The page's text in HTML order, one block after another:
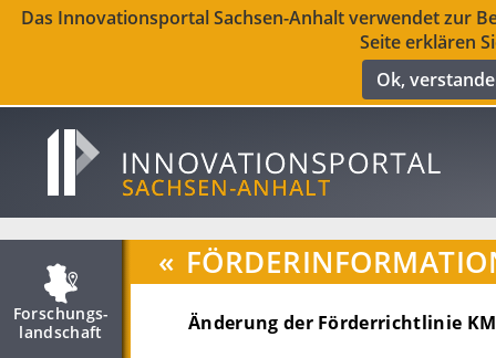
Das Innovationsportal Sachsen-Anhalt verwendet zur
Seite erklären
Ok,
Forschungs­
landschaft
«
Änderung der Förderrichtlinie